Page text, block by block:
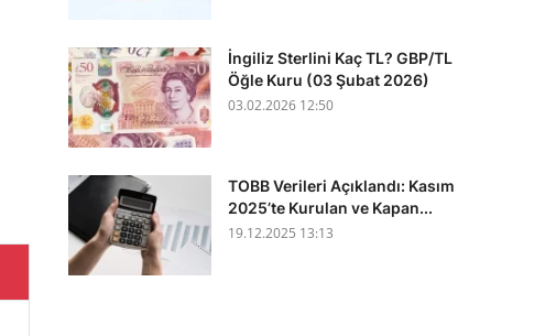
İngiliz Sterlini Kaç TL? GBP/TL
Öğle Kuru (03 Şubat 2026)
03.02.2026 12:50
TOBB Verileri Açıklandı: Kasım
2025’te Kurulan ve Kapan...
19.12.2025 13:13